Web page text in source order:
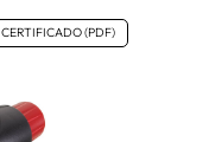
CERTIFICADO (PDF)